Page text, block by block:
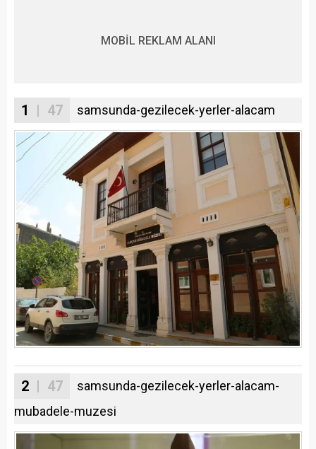
MOBİL REKLAM ALANI
1 | 47 samsunda-gezilecek-yerler-alacam
2 | 47
samsunda-gezilecek-yerler-alacam-
mubadele-muzesi